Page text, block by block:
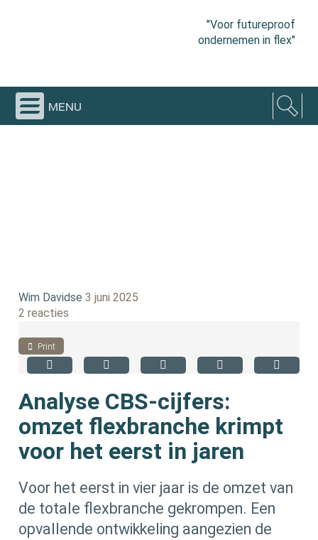
"Voor futureproof
ondernemen in flex"
menu
Wim Davidse 3 juni 2025
2 reacties
Print
Analyse CBS-cijfers:
omzet flexbranche krimpt
voor het eerst in jaren
Voor het eerst in vier jaar is de omzet van
de totale flexbranche gekrompen. Een
opvallende ontwikkeling aangezien de